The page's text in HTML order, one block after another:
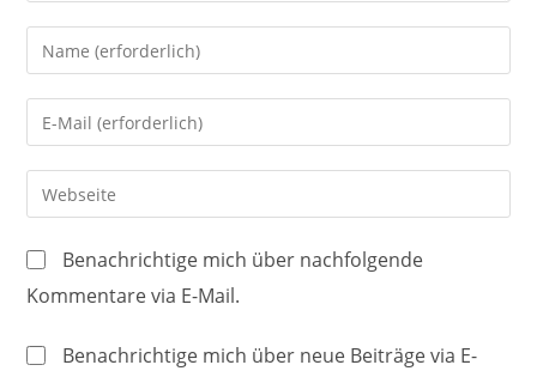
Gib
deinen
Namen
oder
Benutzernamen
zum
ein
Gib
deine
E-
Mail-
zum
Kommentieren
Gib
deine
Website-
URL
ein
Benachrichtige mich über nachfolgende
Kommentare via E-Mail.
Benachrichtige mich über neue Beiträge via E-